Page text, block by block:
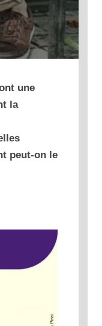
une
la
peut-on le